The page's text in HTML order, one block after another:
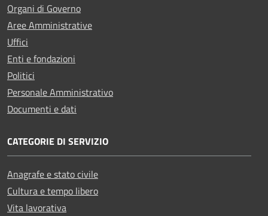
Organi di Governo
Aree Amministrative
Uffici
Enti e fondazioni
Politici
Personale Amministrativo
Documenti e dati
CATEGORIE DI SERVIZIO
Anagrafe e stato civile
Cultura e tempo libero
Vita lavorativa